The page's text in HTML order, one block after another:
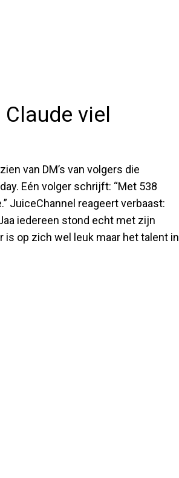
viel
van DM’s van volgers die
Eén volger schrijft: “Met 538
JuiceChannel reageert verbaast:
iedereen stond echt met zijn
op zich wel leuk maar het talent in